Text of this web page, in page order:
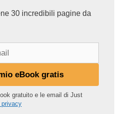
30 incredibili pagine da
eBook gratis
gratuito e le email di Just
privacy